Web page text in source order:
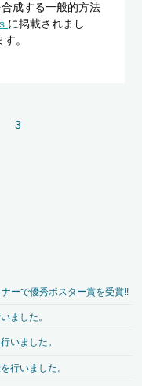
成する一般的方法
に掲載されまし
。
3
ーで優秀ポスター賞を受賞!!
ました。
いました。
行いました。